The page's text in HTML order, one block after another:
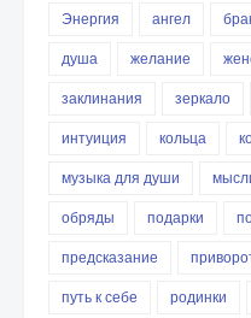
Энергия
ангел
душа
желание
заклинания
зеркало
интуиция
кольца
музыка для души
обряды
подарки
предсказание
путь к себе
родинки